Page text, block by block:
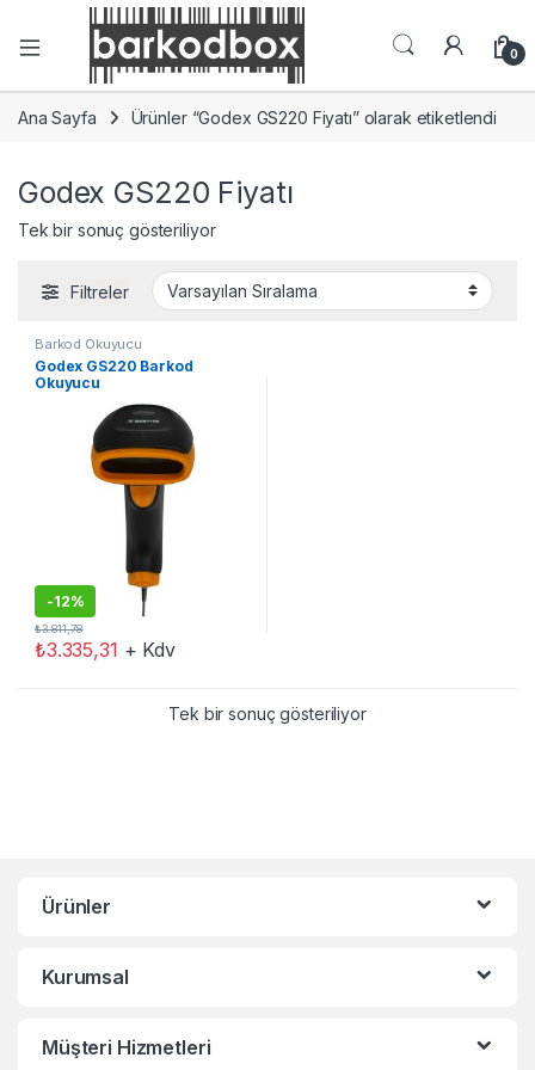
0
Ana Sayfa Ürünler “Godex GS220 Fiyatı” olarak etiketlendi
Godex GS220 Fiyatı
Tek bir sonuç gösteriliyor
Filtreler
Barkod Okuyucu
Godex GS220 Barkod
Okuyucu
-12%
₺3.335,31
₺3.811,78
+ Kdv
Tek bir sonuç gösteriliyor
Ürünler
Kurumsal
Müşteri Hizmetleri